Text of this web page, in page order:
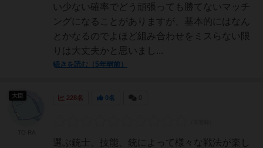
い少ない確率でどう頑張っても勝てないマッチ
ングになることがありますが、基本的にはなん
とかなるのでよほど組み合わせをミスらない限
りは大丈夫かと思いまし...
続きを読む（5年弱前）
228名 0名
選ぶ銃士、技能、銃によって様々な戦法が楽し
大臣